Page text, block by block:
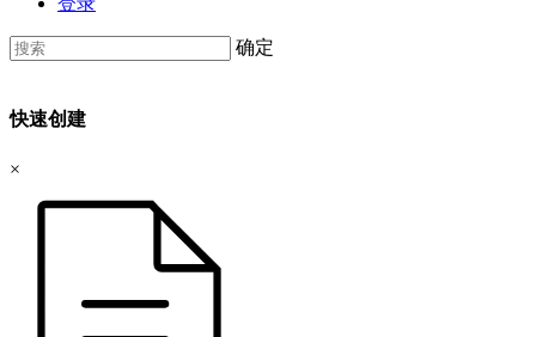
确定
快速创建
×